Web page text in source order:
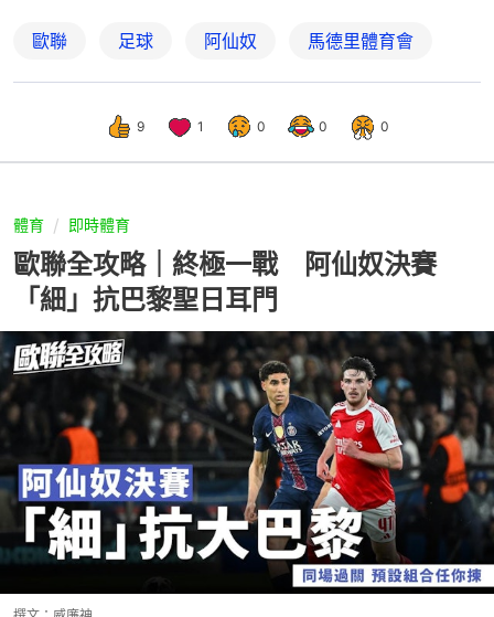
歐聯 足球 阿仙奴 馬德里體育會
9 1 0 0 0
體育 即時體育
歐聯全攻略｜終極一戰 阿仙奴決賽
「細」抗巴黎聖日耳門